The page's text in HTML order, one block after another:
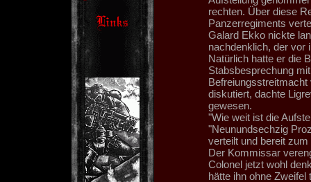
rechten. Über diese
Panzerregiments
Galard Ekko nickte
nachdenklich, der vor
Natürlich hatte er die
Stabsbesprechung
diskutiert, dachte
gewesen.
"Wie weit ist die
"Neunundsechzig
verteilt und bereit
Der Kommissar
Colonel jetzt wohl
hätte ihn ohne